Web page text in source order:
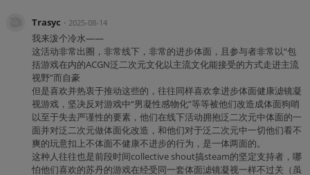
Trasyc ・ 2025-08-14
我来泼个冷水——
这活动非常出圈，非常线下，非常的进步体面，且参与者非常以“包
括游戏在内的ACGN泛二次元文化以主流文化能接受的方式走进主流
视野”而自豪
但是喜欢并热衷于推动这些的，往往同样喜欢拿进步体面健康滤镜凝
视游戏，坚决反对游戏中“男凝性感物化”等等被他们改造成体面狗哨
以至于失去严谨性的要素，他们在线下活动拥抱泛二次元中体面的一
面并对泛二次元做体面化改造，和他们对于泛二次元中一切他们看不
爽的玩意扣上不体面不健康不进步的行为，是一体两面的。
这种人往往也是前段时间collective shout搞steam的坚定支持者，哪
怕他们喜欢的苏丹的游戏在经受同一套体面滤镜凝视一样不过关（虽